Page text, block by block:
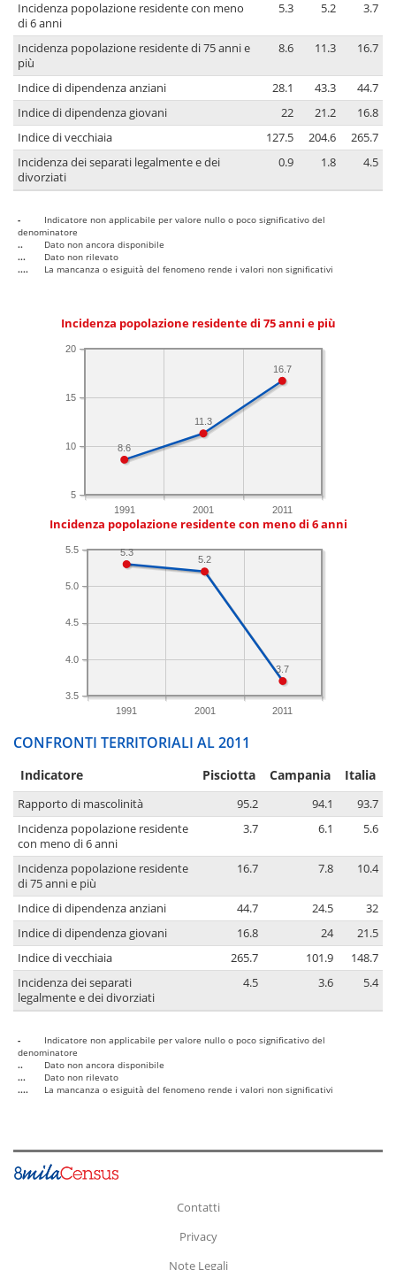
Incidenza popolazione residente con meno
di 6 anni
5.3 5.2 3.7
Incidenza popolazione residente di 75 anni e
più
8.6 11.3 16.7
Indice di dipendenza anziani 28.1 43.3
44.7
Indice di dipendenza giovani
22 21.2
16.8
Indice di vecchiaia
127.5 204.6
265.7
Incidenza dei separati legalmente e dei
divorziati
0.9 1.8 4.5
-
Indicatore non applicabile per valore nullo o poco significativo del
denominatore
..
Dato non ancora disponibile
...
Dato non rilevato
....
La mancanza o esiguità del fenomeno rende i valori non significativi
Incidenza popolazione residente di 75 anni e più
1991 2001 2011
5
10
15
20
16.7
11.3
8.6
Incidenza popolazione residente con meno di 6 anni
1991 2001 2011
3.5
4.0
4.5
5.0
5.5
3.7
5.2
5.3
CONFRONTI TERRITORIALI AL 2011
Indicatore Pisciotta Campania Italia
Rapporto di mascolinità 95.2 94.1
93.7
Incidenza popolazione residente
con meno di 6 anni
3.7 6.1 5.6
Incidenza popolazione residente
di 75 anni e più
16.7 7.8 10.4
Indice di dipendenza anziani 44.7 24.5
32
Indice di dipendenza giovani
16.8 24
21.5
Indice di vecchiaia
265.7 101.9
148.7
Incidenza dei separati
legalmente e dei divorziati
4.5 3.6 5.4
-
Indicatore non applicabile per valore nullo o poco significativo del
denominatore
..
Dato non ancora disponibile
...
Dato non rilevato
....
La mancanza o esiguità del fenomeno rende i valori non significativi
Contatti
Privacy
Note Legali